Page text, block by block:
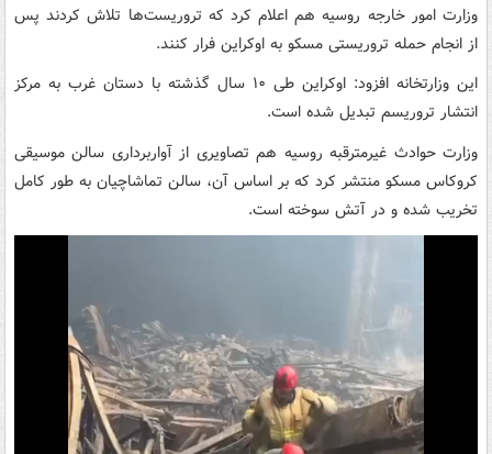
وزارت امور خارجه روسیه هم اعلام کرد که تروریست‌ها تلاش کردند پس
از انجام حمله تروریستی مسکو به اوکراین فرار کنند.
این وزارتخانه افزود: اوکراین طی ۱۰ سال گذشته با دستان غرب به مرکز
انتشار تروریسم تبدیل شده است.
وزارت حوادث غیرمترقبه روسیه هم تصاویری از آواربرداری سالن موسیقی
کروکاس مسکو منتشر کرد که بر اساس آن، سالن تماشاچیان به طور کامل
تخریب شده و در آتش سوخته است.